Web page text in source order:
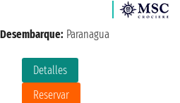
Detalles
Reservar
Desembarque: Paranagua